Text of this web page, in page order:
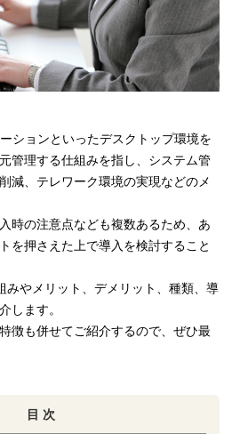
ションといったデスクトップ環境を
管理する仕組みを指し、システム管
減、テレワーク環境の実現などのメ
時の注意点なども複数あるため、あ
を押さえた上で導入を検討すること
みやメリット、デメリット、種類、導
します。
徴も併せてご紹介するので、ぜひ最
目 次